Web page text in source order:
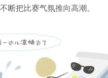
断把比赛气氛推向高潮。